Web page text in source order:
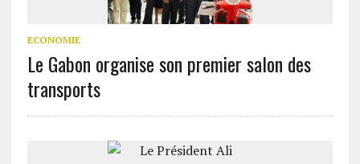
ECONOMIE
Le Gabon organise son premier salon des
transports